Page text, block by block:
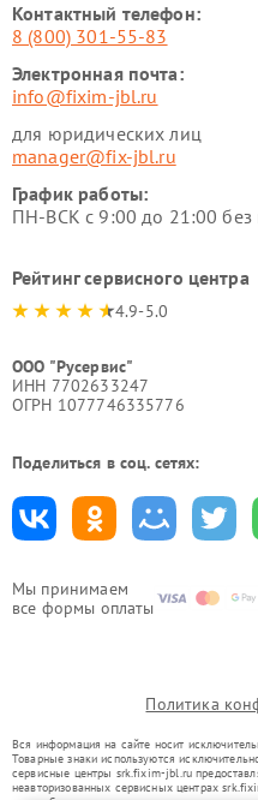
Мы принимаем
все формы оплаты
Контактный телефон:
8 (800) 301-55-83
Электронная почта:
info@fixim-jbl.ru
для юридических лиц
manager@fix-jbl.ru
График работы:
ПН-ВСК с 9:00 до 21:00
Рейтинг сервисного центра
4.9-5.0
ООО "Русервис"
ИНН 7702633247
ОГРН 1077746335776
Поделиться в соц. сетях:
Политика
Вся информация на сайте носит
Товарные знаки используются
сервисные центры srk.fixim-jbl.ru
неавторизованных сервисных центрах